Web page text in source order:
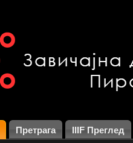
Претрага IIIF Преглед